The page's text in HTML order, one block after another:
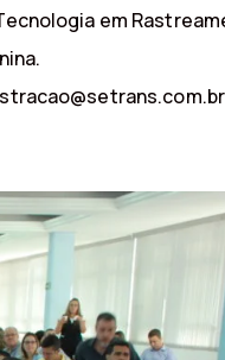
em